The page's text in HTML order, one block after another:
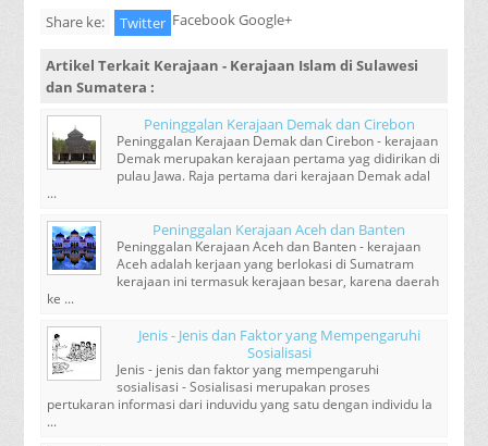
Share ke: Facebook Google+
Twitter
Artikel Terkait Kerajaan - Kerajaan Islam di Sulawesi
dan Sumatera :
Peninggalan Kerajaan Demak dan Cirebon
Peninggalan Kerajaan Demak dan Cirebon - kerajaan
Demak merupakan kerajaan pertama yag didirikan di
pulau Jawa. Raja pertama dari kerajaan Demak adal
...
Peninggalan Kerajaan Aceh dan Banten
Peninggalan Kerajaan Aceh dan Banten - kerajaan
Aceh adalah kerjaan yang berlokasi di Sumatram
kerajaan ini termasuk kerajaan besar, karena daerah
ke ...
Jenis - Jenis dan Faktor yang Mempengaruhi
Sosialisasi
Jenis - jenis dan faktor yang mempengaruhi
sosialisasi - Sosialisasi merupakan proses
pertukaran informasi dari induvidu yang satu dengan individu la
...